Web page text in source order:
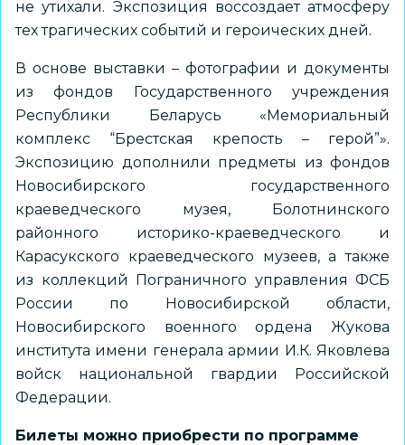
не утихали. Экспозиция воссоздает атмосферу
тех трагических событий и героических дней.
В основе выставки – фотографии и документы
из фондов Государственного учреждения
Республики Беларусь «Мемориальный
комплекс “Брестская крепость – герой”».
Экспозицию дополнили предметы из фондов
Новосибирского государственного
краеведческого музея, Болотнинского
районного историко-краеведческого и
Карасукского краеведческого музеев, а также
из коллекций Пограничного управления ФСБ
России по Новосибирской области,
Новосибирского военного ордена Жукова
института имени генерала армии И.К. Яковлева
войск национальной гвардии Российской
Федерации.
Билеты можно приобрести по программе